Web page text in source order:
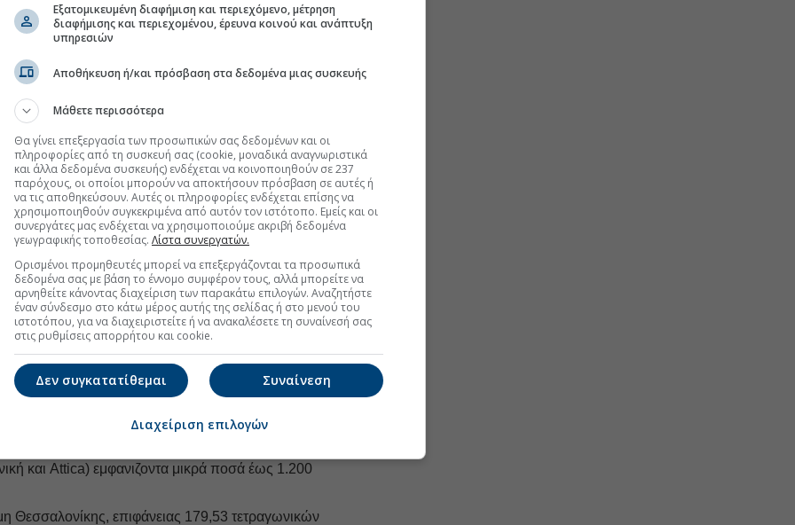
μονοκατοικία 40,16 τ.μ. στη Σέριφο (έτος
τίμημα 120.000 ευρώ.
13 ακίνητα στην Κρήτη, 2 στην Αττική και ένα στο
ευρωβουλευτής).
(κατά 100%), συμμετοχή με 2% στην εταιρεία
αυτοκίνητο ΙΧ με κυβισμό 1.598.
Κουτσούμπα
Δημήτρης Κουτσούμπας δηλώνει εισόδημα από τις
ευρώ, συν 19.380 της συζύγου του.
καταθέσεις με μικρά ποσά (το μεγαλύτερο είναι
του), ενώ το ζεύγος δηλώνει επτά ακίνητα σε
παροχές και κληρονομιά).
1.396 κ.ε. στο όνομα της συζύγου του (κτήση
σε επιχειρήσεις ή δάνεια.
Φάμελλου
υπηρεσίες, επιδόματα και πρόσθετες αμοιβές
έσοδα από ακίνητα 1.971,33 ευρώ συν 15.000
στοιχείων, δάνεια ή άλλες πηγές.
42.999,74 ευρώ (στην Πειραιώς), ενώ σε άλλους
και Attica) εμφανιζοντα μικρά ποσά έως 1.200
Θεσσαλονίκης, επιφάνειας 179,53 τετραγωνικών
Εξατομικευμένη διαφήμιση και περιεχόμενο, μέτρηση
διαφήμισης και περιεχομένου, έρευνα κοινού και ανάπτυξη
υπηρεσιών
Αποθήκευση ή/και πρόσβαση στα δεδομένα μιας συσκευής
Μάθετε περισσότερα
Θα γίνει επεξεργασία των προσωπικών σας δεδομένων και οι
πληροφορίες από τη συσκευή σας (cookie, μοναδικά αναγνωριστικά
και άλλα δεδομένα συσκευής) ενδέχεται να κοινοποιηθούν σε 237
παρόχους, οι οποίοι μπορούν να αποκτήσουν πρόσβαση σε αυτές ή
να τις αποθηκεύσουν. Αυτές οι πληροφορίες ενδέχεται επίσης να
χρησιμοποιηθούν συγκεκριμένα από αυτόν τον ιστότοπο. Εμείς και οι
συνεργάτες μας ενδέχεται να χρησιμοποιούμε ακριβή δεδομένα
γεωγραφικής τοποθεσίας. Λίστα συνεργατών.
Ορισμένοι προμηθευτές μπορεί να επεξεργάζονται τα προσωπικά
δεδομένα σας με βάση το έννομο συμφέρον τους, αλλά μπορείτε να
αρνηθείτε κάνοντας διαχείριση των παρακάτω επιλογών. Αναζητήστε
έναν σύνδεσμο στο κάτω μέρος αυτής της σελίδας ή στο μενού του
ιστοτόπου, για να διαχειριστείτε ή να ανακαλέσετε τη συναίνεσή σας
στις ρυθμίσεις απορρήτου και cookie.
Συναίνεση
Δεν συγκατατίθεμαι
Διαχείριση επιλογών